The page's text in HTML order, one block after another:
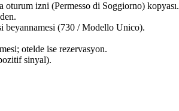
izni (Permesso di Soggiorno) kopyası.
beyannamesi (730 / Modello Unico).
otelde ise rezervasyon.
sinyal).